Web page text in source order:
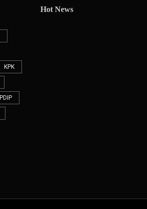
KPK
PDIP
Hot News